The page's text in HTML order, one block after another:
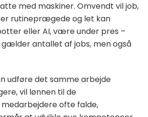
med maskiner. Omvendt vil job,
rutineprægede og let kan
eller AI, være under pres –
antallet af jobs, men også
udføre det samme arbejde
vil lønnen til de
ofte falde,